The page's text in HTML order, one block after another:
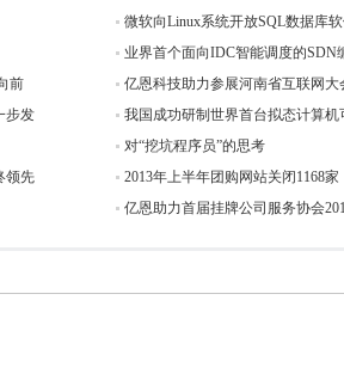
前
步发
领先
微软向Linux系统开放SQL数据库
业界首个面向IDC智能调度的SDN
亿恩科技助力参展河南省互联网大
我国成功研制世界首台拟态计算机
对“挖坑程序员”的思考
2013年上半年团购网站关闭1168家
亿恩助力首届挂牌公司服务协会